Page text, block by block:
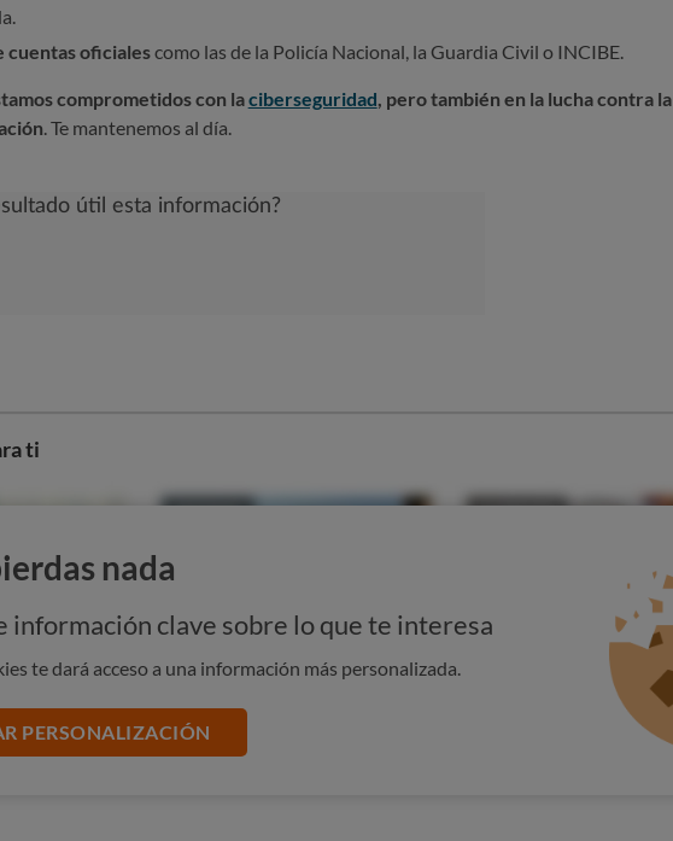
cuentas oficialescomo las de la Policía Nacional, la Guardia Civil o INCIBE.
comprometidos con laciberseguridad , pero también en la lucha contra la
. Te mantenemos al día.
ti
nada
información clave sobre lo que te interesa
te dará acceso a una información más personalizada.
PERSONALIZACIÓN